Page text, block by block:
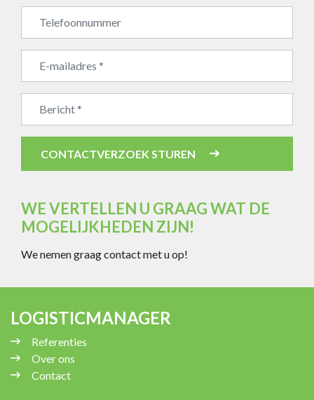
CONTACTVERZOEK STUREN
WE VERTELLEN U GRAAG WAT DE
MOGELIJKHEDEN ZIJN!
We nemen graag contact met u op!
LOGISTICMANAGER
Referenties
Over ons
Contact